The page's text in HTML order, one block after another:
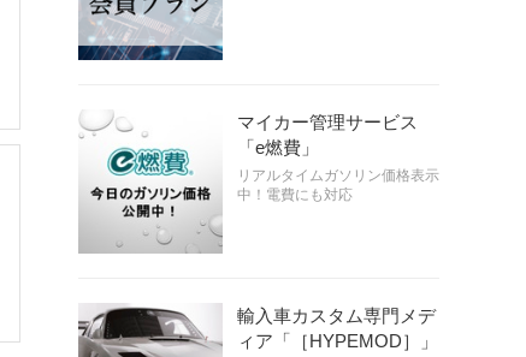
マイカー管理サービス
「e燃費」
リアルタイムガソリン価格表示
中！電費にも対応
輸入車カスタム専門メデ
ィア「［HYPEMOD］」